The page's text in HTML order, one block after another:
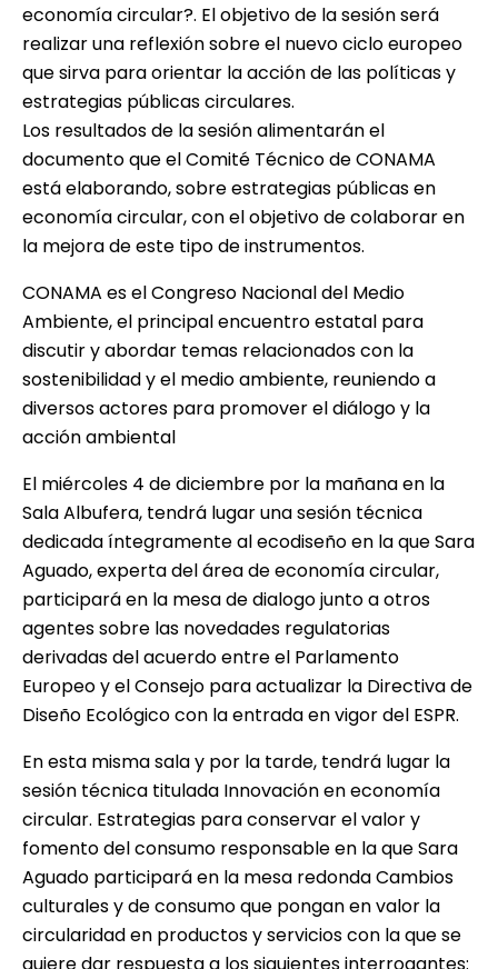
economía circular?. El objetivo de la sesión será
realizar una reflexión sobre el nuevo ciclo europeo
que sirva para orientar la acción de las políticas y
estrategias públicas circulares.
Los resultados de la sesión alimentarán el
documento que el Comité Técnico de CONAMA
está elaborando, sobre estrategias públicas en
economía circular, con el objetivo de colaborar en
la mejora de este tipo de instrumentos.
CONAMA es el Congreso Nacional del Medio
Ambiente, el principal encuentro estatal para
discutir y abordar temas relacionados con la
sostenibilidad y el medio ambiente, reuniendo a
diversos actores para promover el diálogo y la
acción ambiental
El miércoles 4 de diciembre por la mañana en la
Sala Albufera, tendrá lugar una sesión técnica
dedicada íntegramente al ecodiseño en la que Sara
Aguado, experta del área de economía circular,
participará en la mesa de dialogo junto a otros
agentes sobre las novedades regulatorias
derivadas del acuerdo entre el Parlamento
Europeo y el Consejo para actualizar la Directiva de
Diseño Ecológico con la entrada en vigor del ESPR.
En esta misma sala y por la tarde, tendrá lugar la
sesión técnica titulada Innovación en economía
circular. Estrategias para conservar el valor y
fomento del consumo responsable en la que Sara
Aguado participará en la mesa redonda Cambios
culturales y de consumo que pongan en valor la
circularidad en productos y servicios con la que se
quiere dar respuesta a los siguientes interrogantes: